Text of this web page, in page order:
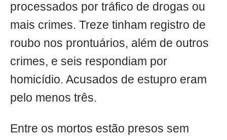
processados por tráfico de drogas ou
mais crimes. Treze tinham registro de
roubo nos prontuários, além de outros
crimes, e seis respondiam por
homicídio. Acusados de estupro eram
pelo menos três.
Entre os mortos estão presos sem